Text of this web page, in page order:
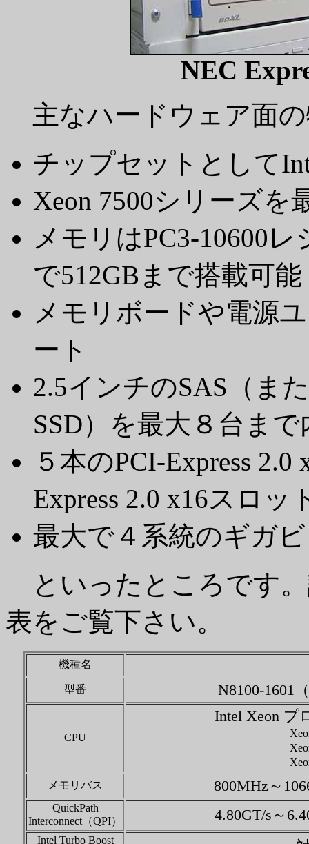
NEC
主なハードウェア面
チップセットとして
Xeon 7500シリーズを
メモリはPC3-10600
で512GBまで搭載可能
メモリボードや電源
ート
2.5インチのSAS（ま
SSD）を最大８台ま
５本のPCI-Express
Express 2.0 x16スロッ
最大で４系統のギガ
といったところです
表をご覧下さい。
機種名
型番 N8100-1601
CPU
Intel Xeon プ
メモリバス
800MHz～
QuickPath
Interconnect（QPI）
4.80GT/s～
Intel Turbo Boost